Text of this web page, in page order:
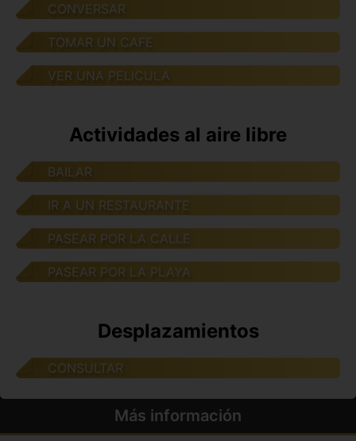
CONVERSAR
TOMAR UN CAFE
VER UNA PELICULA
Actividades al aire libre
BAILAR
IR A UN RESTAURANTE
PASEAR POR LA CALLE
PASEAR POR LA PLAYA
Desplazamientos
CONSULTAR
Más información